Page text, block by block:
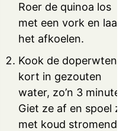
Roer de quinoa los
met een vork en laat
het afkoelen.
Kook de doperwten
kort in gezouten
water, zo’n 3
Giet ze af en spoel ze
met koud stromend